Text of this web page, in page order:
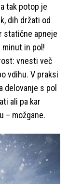
tak potop je
dih držati od
statične apneje
in pol!
vnesti več
vdihu. V praksi
delovanje s pol
ali pa kar
– možgane.